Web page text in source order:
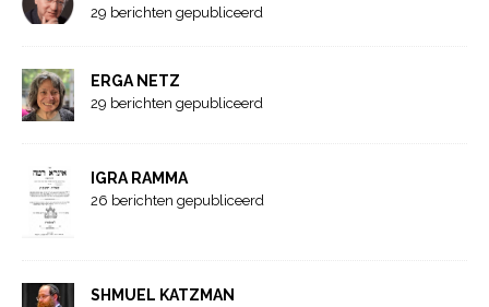
29 berichten gepubliceerd
ERGA NETZ
29 berichten gepubliceerd
IGRA RAMMA
26 berichten gepubliceerd
SHMUEL KATZMAN